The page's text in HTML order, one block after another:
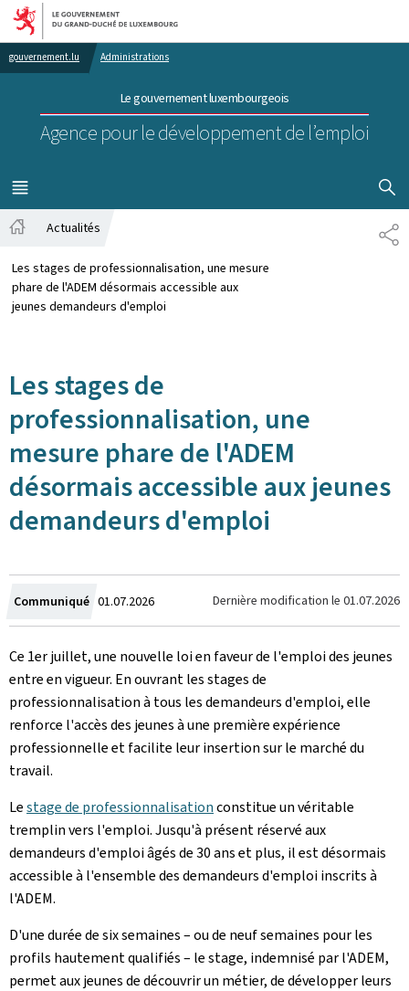
Aller au menu principal
Aller au contenu
gouvernement.lu Administrations
Le gouvernement luxembourgeois
Agence pour le développement de l’emploi
MENU
PRINCIPAL
Actualités
Les stages de professionnalisation, une mesure
phare de l'ADEM désormais accessible aux
jeunes demandeurs d'emploi
Les stages de
professionnalisation, une
mesure phare de l'ADEM
désormais accessible aux jeunes
demandeurs d'emploi
Communiqué Crée
le
01.07.2026 Dernière modification le 01.07.2026
Ce 1er juillet, une nouvelle loi en faveur de l'emploi des jeunes
entre en vigueur. En ouvrant les stages de
professionnalisation à tous les demandeurs d'emploi, elle
renforce l'accès des jeunes à une première expérience
professionnelle et facilite leur insertion sur le marché du
travail.
Lestage de professionnalisationconstitue un véritable
tremplin vers l'emploi. Jusqu'à présent réservé aux
demandeurs d'emploi âgés de 30 ans et plus, il est désormais
accessible à l'ensemble des demandeurs d'emploi inscrits à
l'ADEM.
D'une durée de six semaines – ou de neuf semaines pour les
profils hautement qualifiés – le stage, indemnisé par l'ADEM,
permet aux jeunes de découvrir un métier, de développer leurs